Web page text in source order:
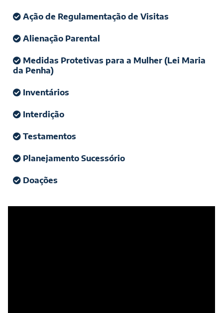
Ação de Regulamentação de Visitas
Alienação Parental
Medidas Protetivas para a Mulher (Lei Maria
da Penha)
Inventários
Interdição
Testamentos
Planejamento Sucessório
Doações